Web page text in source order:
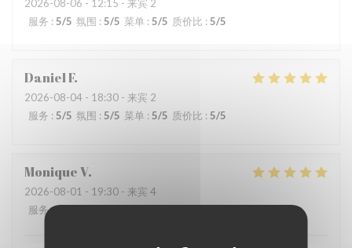
2026-08-06 - 12:15 - 来宾 2
服务 : 5/5 氛围 : 5/5 菜单 : 5/5 质价比 : 5/5
DanielF
2026-08-04 - 18:30 - 来宾 2
服务 : 5/5 氛围 : 5/5 菜单 : 5/5 质价比 : 5/5
MoniqueV
2026-08-01 - 19:30 - 来宾 4
服务:5